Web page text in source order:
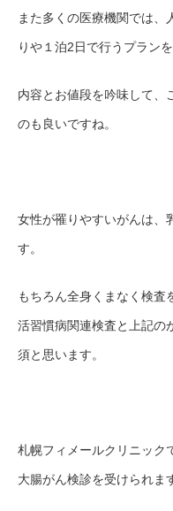
また多くの医療機関では
りや１泊2日で行うプラン
内容とお値段を吟味して、
のも良いですね。
女性が罹りやすいがんは、
す。
もちろん全身くまなく検査
活習慣病関連検査と上記の
須と思います。
札幌フィメールクリニック
大腸がん検診を受けられま